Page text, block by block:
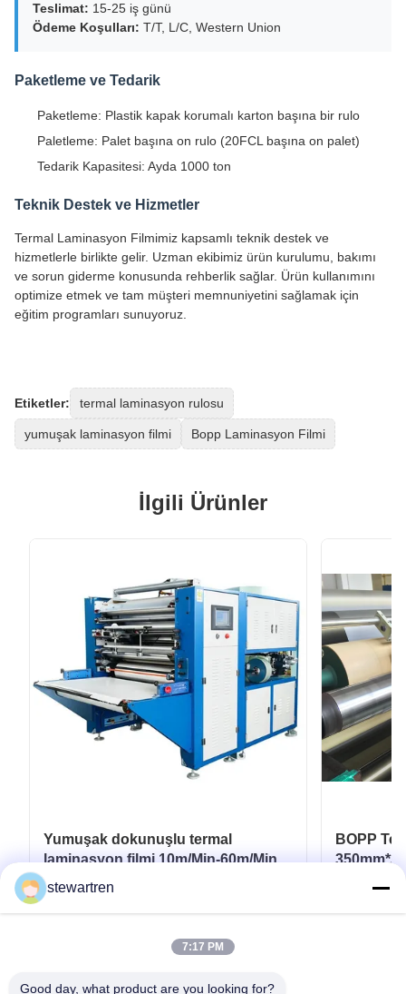
Teslimat: 15-25 iş günü
Ödeme Koşulları: T/T, L/C, Western Union
Paketleme ve Tedarik
Paketleme: Plastik kapak korumalı karton başına bir rulo
Paletleme: Palet başına on rulo (20FCL başına on palet)
Tedarik Kapasitesi: Ayda 1000 ton
Teknik Destek ve Hizmetler
Termal Laminasyon Filmimiz kapsamlı teknik destek ve
hizmetlerle birlikte gelir. Uzman ekibimiz ürün kurulumu, bakımı
ve sorun giderme konusunda rehberlik sağlar. Ürün kullanımını
optimize etmek ve tam müşteri memnuniyetini sağlamak için
eğitim programları sunuyoruz.
Etiketler: termal laminasyon rulosu
yumuşak laminasyon filmi Bopp Laminasyon Filmi
İlgili Ürünler
Yumuşak dokunuşlu termal
laminasyon filmi 10m/Min-60m/Min
Esnek ambalaj için
BOPP
stewartren
7:17 PM
Good day, what product are you looking for?